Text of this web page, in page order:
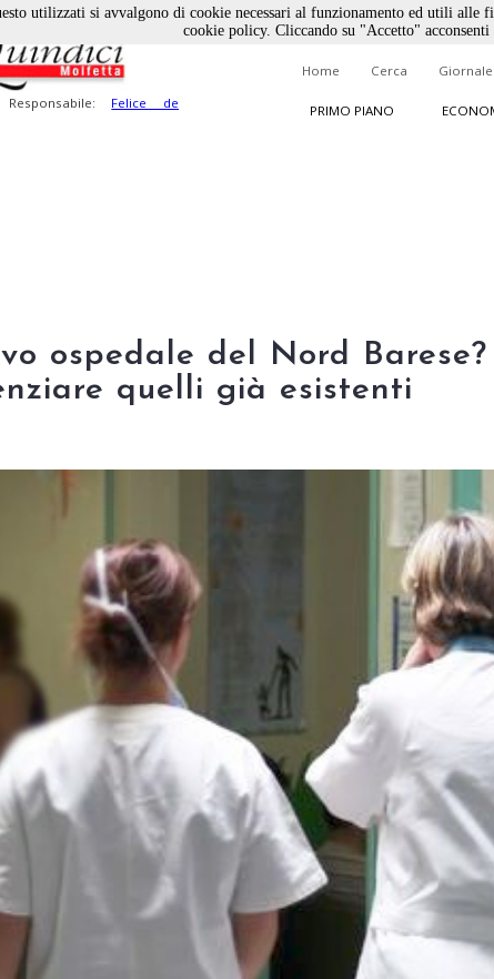
Felice de
Home Cerca Giornale
PRIMO PIANO
ospedale del Nord
quelli già esistenti
utilizzati si avvalgono di cookie necessari al funzionamento ed utili
cookie policy. Cliccando su "Accetto" acconsenti